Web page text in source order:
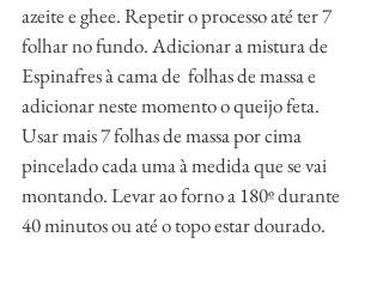
azeite e ghee. Repetir o processo até ter 7
folhar no fundo. Adicionar a mistura de
Espinafres à cama de  folhas de massa e
adicionar neste momento o queijo feta.
Usar mais 7 folhas de massa por cima
pincelado cada uma à medida que se vai
montando. Levar ao forno a 180º durante
40 minutos ou até o topo estar dourado.